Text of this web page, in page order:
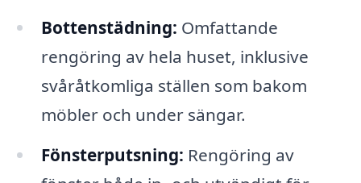
Bottenstädning: Omfattande
rengöring av hela huset, inklusive
svåråtkomliga ställen som bakom
möbler och under sängar.
Fönsterputsning: Rengöring av